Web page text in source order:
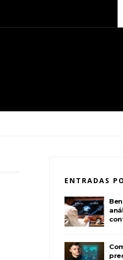
ENTRADAS